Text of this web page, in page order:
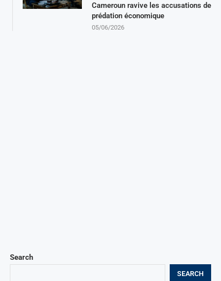
Search
SEARCH
Cameroun ravive les accusations de
prédation économique
05/06/2026